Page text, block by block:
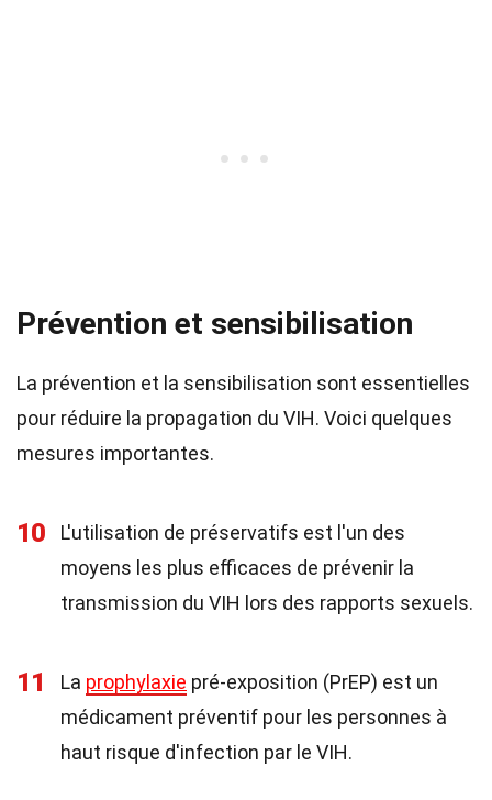
Prévention et sensibilisation
La prévention et la sensibilisation sont essentielles
pour réduire la propagation du VIH. Voici quelques
mesures importantes.
10
L'utilisation de préservatifs est l'un des
moyens les plus efficaces de prévenir la
transmission du VIH lors des rapports sexuels.
11 La prophylaxie pré-exposition (PrEP) est un
médicament préventif pour les personnes à
haut risque d'infection par le VIH.